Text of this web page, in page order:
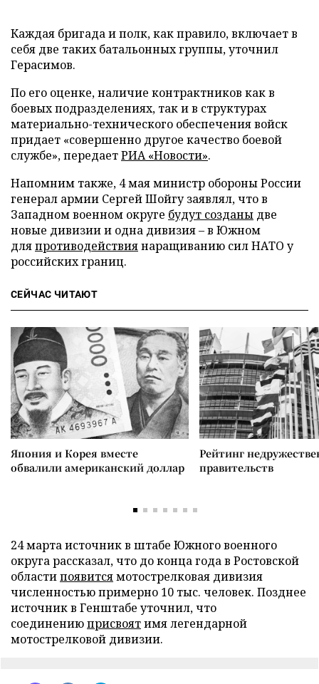
Каждая бригада и полк, как правило, включает в
себя две таких батальонных группы, уточнил
Герасимов.
По его оценке, наличие контрактников как в
боевых подразделениях, так и в структурах
материально-технического обеспечения войск
придает «совершенно другое качество боевой
службе», передаетРИА «Новости».
Напомним также, 4 мая министр обороны России
генерал армии Сергей Шойгу заявлял, что в
Западном военном округе будут созданы две
новые дивизии и одна дивизия – в Южном
дляпротиводействиянаращиванию сил НАТО у
российских границ.
СЕЙЧАС ЧИТАЮТ
Япония и Корея вместе
обвалили американский доллар
Рейтинг
правительств
24 марта источник в штабе Южного военного
округа рассказал, что до конца года в Ростовской
областипоявитсямотострелковая дивизия
численностью примерно 10 тыс. человек. Позднее
источник в Генштабе уточнил, что
соединениюприсвоятимя легендарной
мотострелковой дивизии.